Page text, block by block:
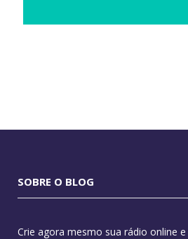
SOBRE O BLOG
Crie agora mesmo sua rádio online